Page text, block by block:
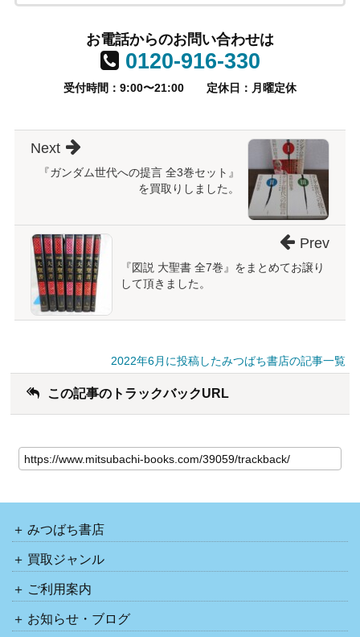
お電話からのお問い合わせは
0120-916-330
受付時間：9:00〜21:00 定休日：月曜定休
『ガンダム世代への提言 全3巻セット』
を買取りしました。
Next
『図説 大聖書 全7巻』をまとめてお譲り
して頂きました。
Prev
2022年6月に投稿したみつばち書店の記事一覧
この記事のトラックバックURL
みつばち書店
買取ジャンル
ご利用案内
お知らせ・ブログ